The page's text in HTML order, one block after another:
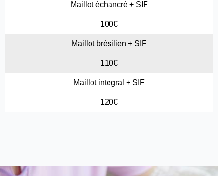
Maillot échancré + SIF
100€
Maillot brésilien + SIF
110€
Maillot intégral + SIF
120€